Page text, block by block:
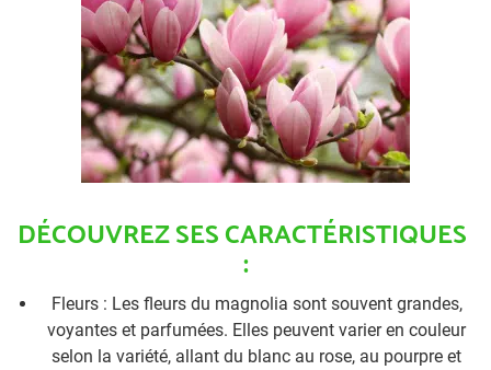
DÉCOUVREZ SES CARACTÉRISTIQUES
:
Fleurs : Les fleurs du magnolia sont souvent grandes,
voyantes et parfumées. Elles peuvent varier en couleur
selon la variété, allant du blanc au rose, au pourpre et